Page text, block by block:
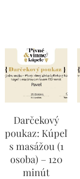
Darčekový
poukaz: Kúpeľ
s masážou (1
osoba) – 120
minút